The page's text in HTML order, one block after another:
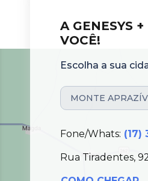
A GENESYS
VOCÊ!
Escolha a sua
Fone/Whats: (17)
Rua Tiradentes,